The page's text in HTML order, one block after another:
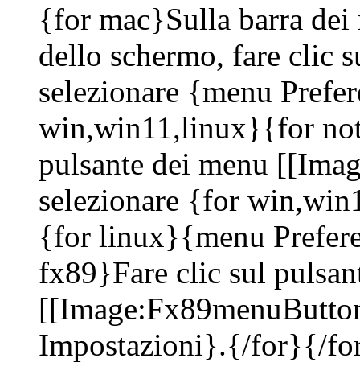
{for mac}Sulla barra dei
dello schermo, fare clic
selezionare {menu
win,win11,linux}{for
pulsante dei menu
selezionare {for
{for linux}{menu
fx89}Fare clic sul
Impostazioni}.{/for}{/